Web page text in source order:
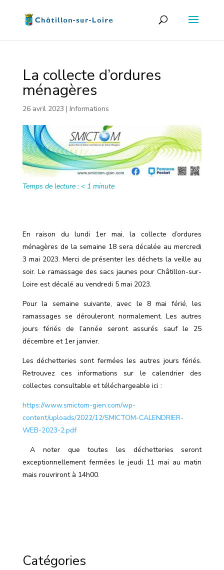
La collecte d’ordures
ménagères
26 avril 2023 | Informations
Temps de lecture : < 1 minute
En raison du lundi 1er mai, la collecte d’ordures
ménagères de la semaine 18 sera décalée au mercredi
3 mai 2023. Merci de présenter les déchets la veille au
soir. Le ramassage des sacs jaunes pour Châtillon-sur-
Loire estdécalé au vendredi 5 mai 2023.
Pour la semaine suivante, avec le 8 mai férié, les
ramassages se dérouleront normalement. Les autres
jours fériés de l’année seront assurés sauf le 25
décembre et 1er janvier.
Les déchetteries sont fermées les autres jours fériés.
Retrouvez ces informations sur le calendrier des
collectes consultable et téléchargeable ici :
https://www.smictom-gien.com/wp-
content/uploads/2022/12/SMICTOM-CALENDRIER-
WEB-2023-2.pdf
A noter que toutes les déchetteries seront
exceptionnellement fermées le jeudi 11 mai au matin
mais rouvriront à 14h00.
Catégories